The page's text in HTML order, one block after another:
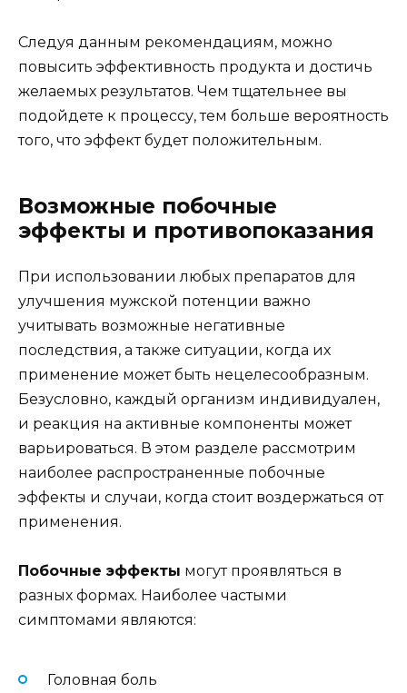
Следуя данным рекомендациям, можно
повысить эффективность продукта и достичь
желаемых результатов. Чем тщательнее вы
подойдете к процессу, тем больше вероятность
того, что эффект будет положительным.
Возможные побочные
эффекты и противопоказания
При использовании любых препаратов для
улучшения мужской потенции важно
учитывать возможные негативные
последствия, а также ситуации, когда их
применение может быть нецелесообразным.
Безусловно, каждый организм индивидуален,
и реакция на активные компоненты может
варьироваться. В этом разделе рассмотрим
наиболее распространенные побочные
эффекты и случаи, когда стоит воздержаться от
применения.
Побочные эффекты могут проявляться в
разных формах. Наиболее частыми
симптомами являются:
Головная боль